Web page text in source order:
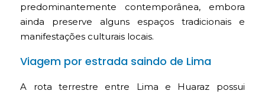
predominantemente contemporânea, embora
ainda preserve alguns espaços tradicionais e
manifestações culturais locais.
Viagem por estrada saindo de Lima
A rota terrestre entre Lima e Huaraz possui